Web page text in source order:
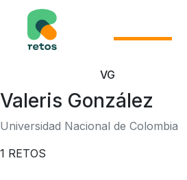
VG
Valeris González
Universidad Nacional de Colombia
1 RETOS